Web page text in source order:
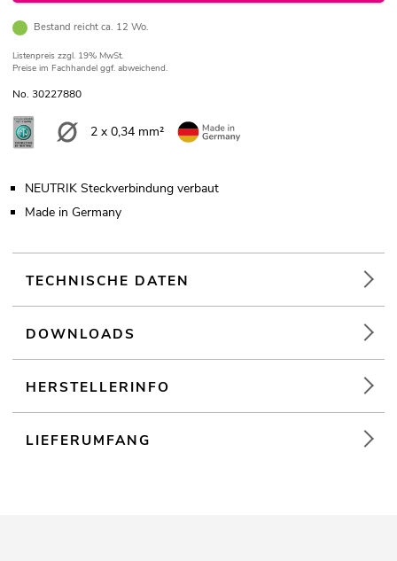
Bestand reicht ca. 12 Wo.
Listenpreis zzgl. 19% MwSt.
Preise im Fachhandel ggf. abweichend.
No. 30227880
2 x 0,34 mm²
NEUTRIK Steckverbindung verbaut
Made in Germany
TECHNISCHE DATEN
DOWNLOADS
HERSTELLERINFO
LIEFERUMFANG